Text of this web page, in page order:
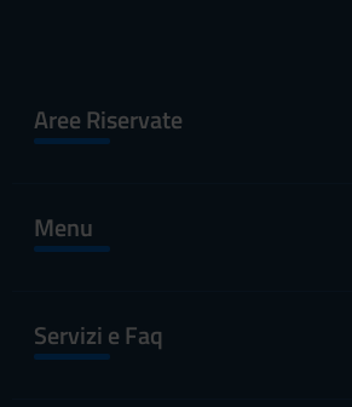
Aree Riservate
Menu
Servizi e Faq